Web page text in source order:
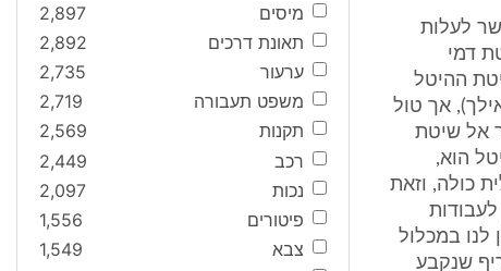
לעלות
דמי
ההיטל
וחסרונות לעומת שיטת דמי ההשתתפות (ראו: שפיר, אגרות 93 ואילך), אך טול
אל שיטת
הוא,
כולה, וזאת
במכלול
שנקבע
מיסים
2,897
תאונת דרכים
2,892
ערעור
2,735
משפט תעבורה
2,719
תקנות
2,569
רכב
2,449
נכות
2,097
פיטורים
1,556
צבא
1,549